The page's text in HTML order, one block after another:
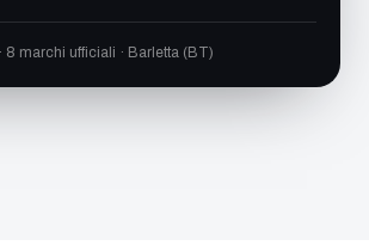
8 marchi ufficiali · Barletta (BT)